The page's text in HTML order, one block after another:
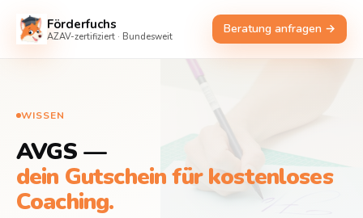
Förderfuchs
AZAV-zertifiziert · Bundesweit Beratung anfragen →
WISSEN
AVGS —
dein Gutschein für kostenloses
Coaching.